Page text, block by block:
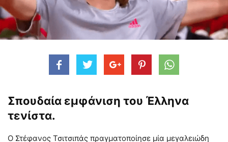
Σπουδαία εμφάνιση του Έλληνα
τενίστα.
Ο Στέφανος Τσιτσιπάς πραγματοποίησε μία μεγαλειώδη